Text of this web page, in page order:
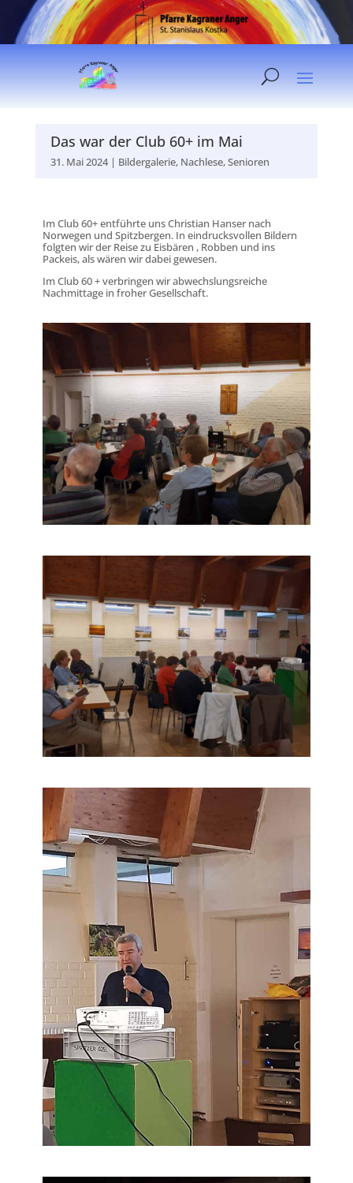
Das war der Club 60+ im Mai
31. Mai 2024| Bildergalerie, Nachlese,Senioren
Im Club 60+ entführte uns Christian Hanser nach
Norwegen und Spitzbergen. In eindrucksvollen Bildern
folgten wir der Reise zu Eisbären , Robben und ins
Packeis, als wären wir dabei gewesen.
Im Club 60 + verbringen wir abwechslungsreiche
Nachmittage in froher Gesellschaft.